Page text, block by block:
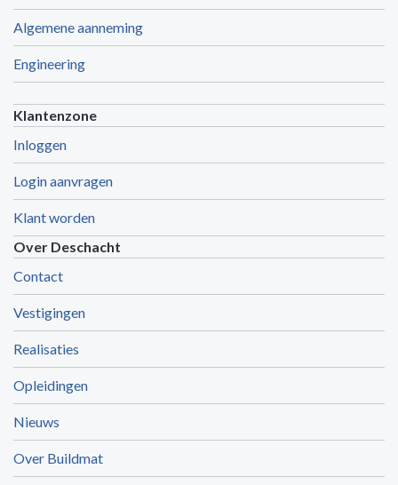
Algemene aanneming
Engineering
Klantenzone
Inloggen
Login aanvragen
Klant worden
Over Deschacht
Contact
Vestigingen
Realisaties
Opleidingen
Nieuws
Over Buildmat